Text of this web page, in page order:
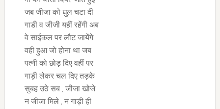
जब जीजा को धुल चटा दी
गाडी व जीजी यहीं रहेंगी अब
वे साईकल पर लौट जायेंगे
वही हुआ जो होना था जब
पत्नी को छोड़ दिए वहीं पर
गाड़ी लेकर चल दिए तड़के
सुबह उठे सब , जीजा खोजे
न जीजा मिले , न गाड़ी ही